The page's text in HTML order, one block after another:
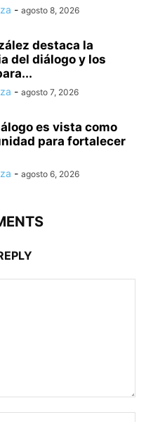
- agosto 8, 2026
destaca la
del diálogo y los
- agosto 7, 2026
es vista como
para fortalecer
- agosto 6, 2026